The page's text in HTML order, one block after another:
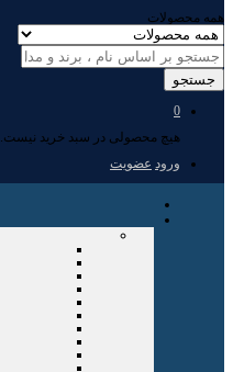
همه محصولات
جستجو
0
هیچ محصولی در سبد خرید نیست.
ورود عضویت